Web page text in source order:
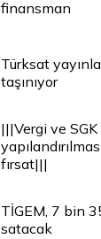
finansman
Türksat
taşınıyor
|||Vergi ve
fırsat|||
TİGEM, 7 bin
satacak